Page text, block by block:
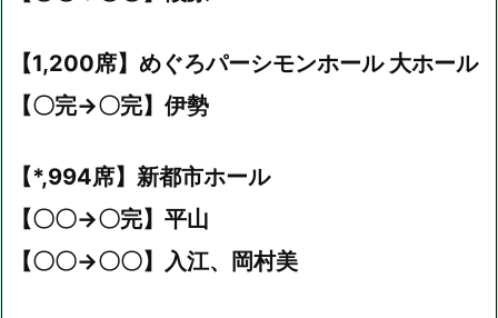
【1,200席】めぐろパーシモンホール 大ホール
【〇完→〇完】伊勢
【*,994席】新都市ホール
【〇〇→〇完】平山
【〇〇→〇〇】入江、岡村美